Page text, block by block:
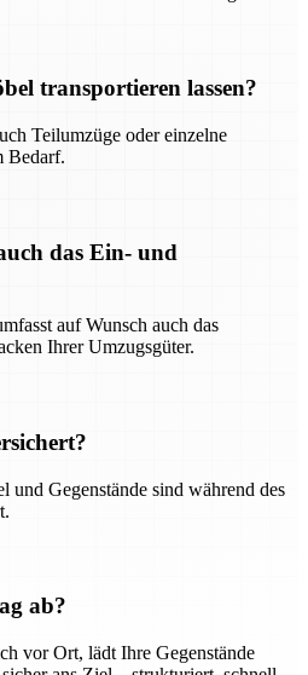
transportieren lassen?
Teilumzüge oder einzelne
Bedarf.
das Ein- und
auf Wunsch auch das
Ihrer Umzugsgüter.
und Gegenstände sind während des
ab?
vor Ort, lädt Ihre Gegenstände